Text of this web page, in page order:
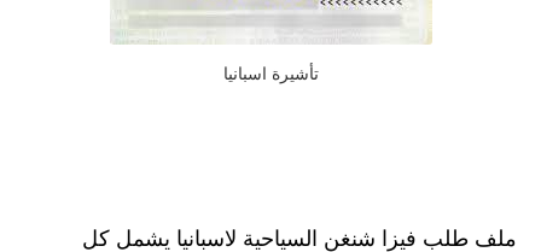
تأشيرة اسبانيا
ملف طلب فيزا شنغن السياحية لاسبانيا يشمل كل